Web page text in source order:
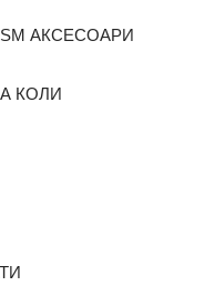
АКСЕСОАРИ
КОЛИ